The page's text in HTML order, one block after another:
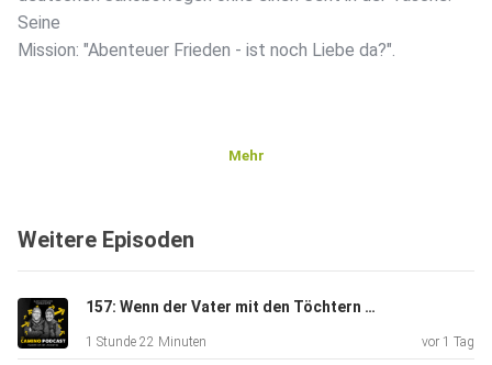
Seine
Mission: "Abenteuer Frieden - ist noch Liebe da?".
um der Frage nachzugehen, was bleibt, wenn Sicherheiten
wegfallen. Eine prägende Erfahrung: 40 Tage zu Fuß durch
Deutschland – ohne Geld. Heute verbindet er seine
Mehr
Weitere Episoden
157: Wenn der Vater mit den Töchtern pilgert
1 Stunde 22 Minuten vor 1 Tag